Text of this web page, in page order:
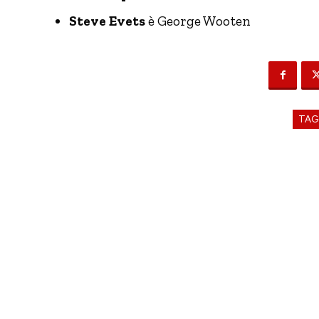
Steve Evetsè George Wooten
TAG